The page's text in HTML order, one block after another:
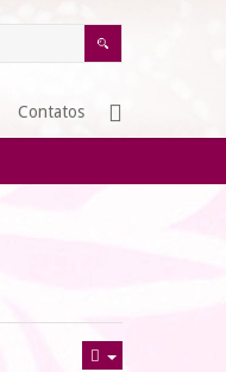
Contatos